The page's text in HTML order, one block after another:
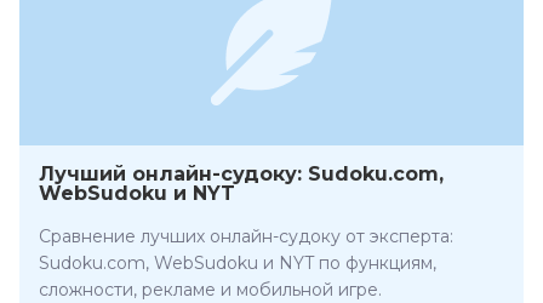
Лучший онлайн-судоку: Sudoku.com,
WebSudoku и NYT
Сравнение лучших онлайн-судоку от эксперта:
Sudoku.com, WebSudoku и NYT по функциям,
сложности, рекламе и мобильной игре.